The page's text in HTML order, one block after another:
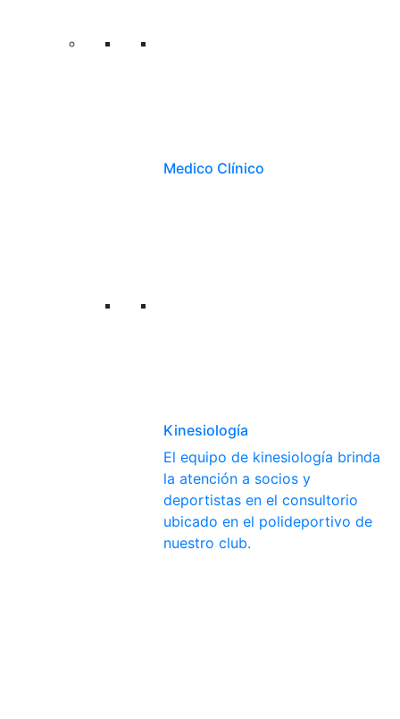
Medico Clínico
Kinesiología
El equipo de kinesiología brinda
la atención a socios y
deportistas en el consultorio
ubicado en el polideportivo de
nuestro club.